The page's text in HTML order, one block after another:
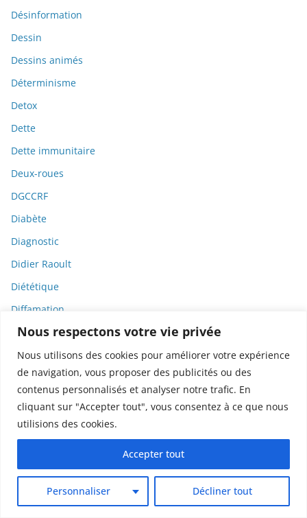
Nous respectons votre vie privée
Nous utilisons des cookies pour améliorer votre expérience
de navigation, vous proposer des publicités ou des
contenus personnalisés et analyser notre trafic. En
cliquant sur "Accepter tout", vous consentez à ce que nous
utilisions des cookies.
Personnaliser Décliner tout
Accepter tout
Désinformation
Dessin
Dessins animés
Déterminisme
Detox
Dette
Dette immunitaire
Deux-roues
DGCCRF
Diabète
Diagnostic
Didier Raoult
Diététique
Diffamation
Dignité
Diplomatie
Dispositifs médicaux
Dlct
Doctolib
DODGE
Donald Trump